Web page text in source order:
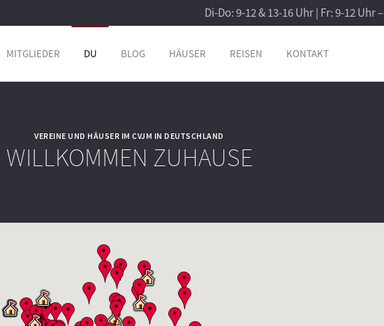
Di-Do: 9-12 & 13-16 Uhr | Fr: 9-12 Uhr –
MITGLIEDER DU BLOG HÄUSER REISEN KONTAKT
VEREINE UND HÄUSER IM CVJM IN DEUTSCHLAND
WILLKOMMEN ZUHAUSE